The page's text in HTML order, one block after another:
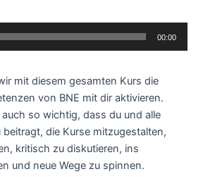
00:00
mit diesem gesamten Kurs die
von BNE mit dir aktivieren.
so wichtig, dass du und alle
die Kurse mitzugestalten,
kritisch zu diskutieren, ins
und neue Wege zu spinnen.